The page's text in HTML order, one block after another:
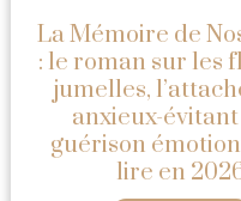
La Mémoire de
: le roman sur les
jumelles,
anxieux-
guérison
lire en